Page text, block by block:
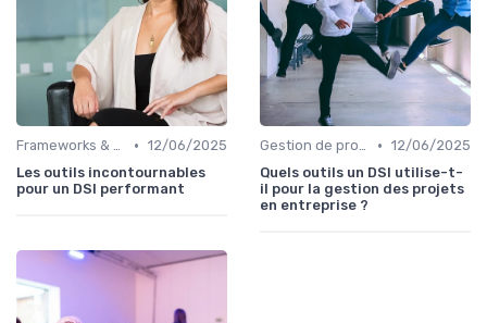
Frameworks & Outils • 12/06/2025
Les outils incontournables
pour un DSI performant
Gestion de projets • 12/06/2025
Quels outils un DSI utilise-t-
il pour la gestion des projets
en entreprise ?